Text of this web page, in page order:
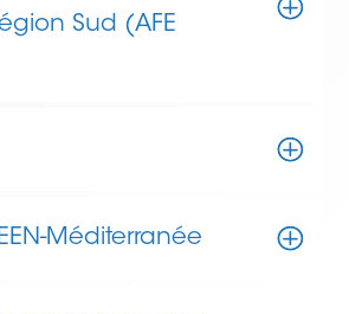
Sud (AFE
Méditerranée